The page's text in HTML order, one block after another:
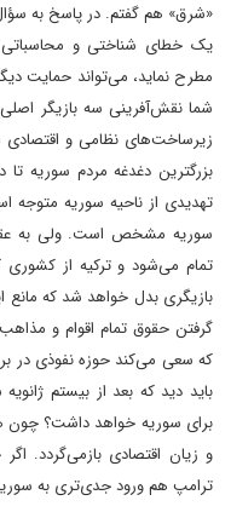
«شرق» هم گفتم. در پاسخ به
یک خطای شناختی و
مطرح نماید، می‌تواند حمایت
شما نقش‌آفرینی سه بازیگر اصلی
زیرساخت‌های نظامی و اقتصادی
بزرگترین دغدغه مردم سوریه
تهدیدی از ناحیه سوریه متوجه
سوریه مشخص است. ولی به
تمام می‌شود و ترکیه از
بازیگری بدل خواهد شد که مانع
گرفتن حقوق تمام اقوام و
که سعی می‌کند حوزه نفوذی در
باید دید که بعد از بیستم
برای سوریه خواهد داشت؟ چون
و زیان اقتصادی بازمی‌گردد.
ترامپ هم ورود جدی‌تری به